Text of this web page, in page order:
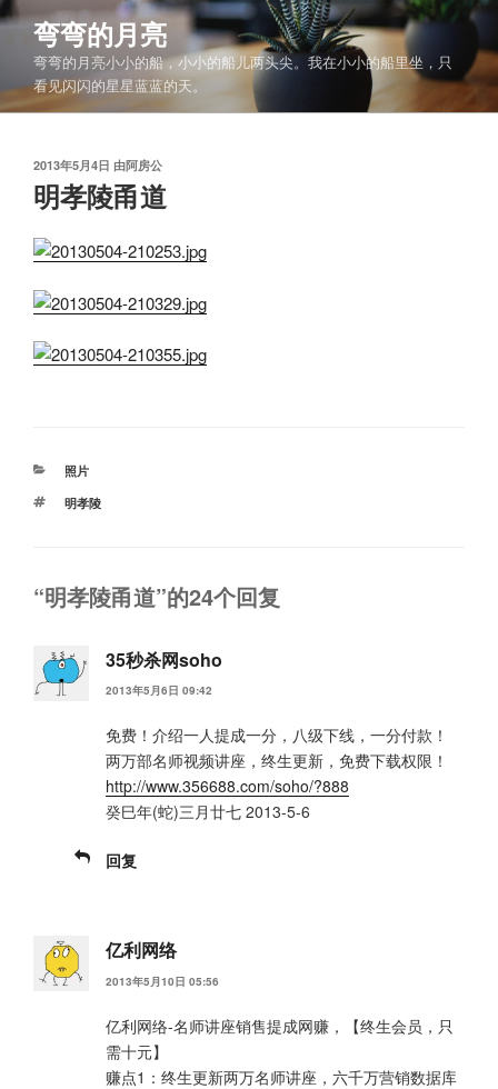
跳
容
弯弯的月亮
弯弯的月亮小小的船，小小的船儿两头尖。我在小小的船里坐，只
看见闪闪的星星蓝蓝的天。
发
布
于
2013年5月4日 由阿房公
明孝陵甬道
分
照片
标
明孝陵
“明孝陵甬道”的24个回复
35秒杀网soho
2013年5月6日 09:42
免费！介绍一人提成一分，八级下线，一分付款！
两万部名师视频讲座，终生更新，免费下载权限！
http://www.356688.com/soho/?888
癸巳年(蛇)三月廿七 2013-5-6
回复
亿利网络
2013年5月10日 05:56
亿利网络-名师讲座销售提成网赚，【终生会员，只
需十元】
赚点1：终生更新两万名师讲座，六千万营销数据库